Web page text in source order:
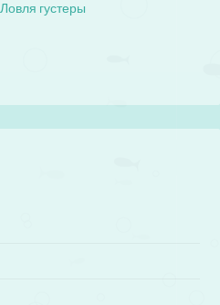
Ловля густеры